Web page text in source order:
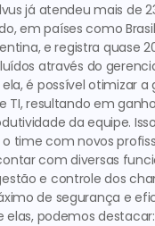
já atendeu mais de
em países como
e registra quase
através do
é possível otimizar
TI, resultando em
da equipe.
time com novos
com diversas
e controle dos
de segurança e
elas, podemos destacar: